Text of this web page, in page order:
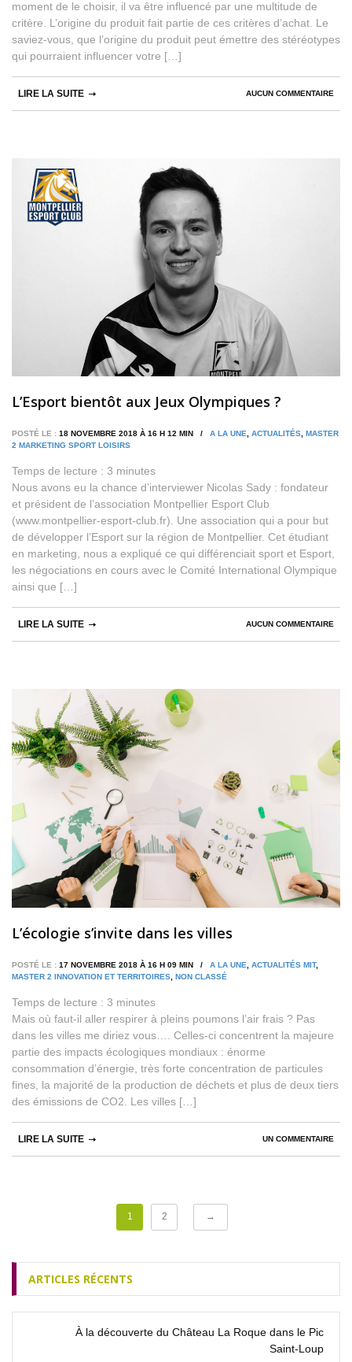
moment de le choisir, il va être influencé par une multitude de
critère. L’origine du produit fait partie de ces critères d’achat. Le
saviez-vous, que l’origine du produit peut émettre des stéréotypes
qui pourraient influencer votre […]
AUCUN COMMENTAIRE
LIRE LA SUITE
L’Esport bientôt aux Jeux Olympiques ?
POSTÉ LE : 18 NOVEMBRE 2018 À 16 H 12 MIN / A LA UNE ACTUALITÉS MASTER
2 MARKETING SPORT LOISIRS
Temps de lecture : 3 minutes
Nous avons eu la chance d’interviewer Nicolas Sady : fondateur
et président de l’association Montpellier Esport Club
(www.montpellier-esport-club.fr). Une association qui a pour but
de développer l’Esport sur la région de Montpellier. Cet étudiant
en marketing, nous a expliqué ce qui différenciait sport et Esport,
les négociations en cours avec le Comité International Olympique
ainsi que […]
AUCUN COMMENTAIRE
LIRE LA SUITE
L’écologie s’invite dans les villes
POSTÉ LE : 17 NOVEMBRE 2018 À 16 H 09 MIN / A LA UNE ACTUALITÉS MIT,
MASTER 2 INNOVATION ET TERRITOIRES NON CLASSÉ
Temps de lecture : 3 minutes
Mais où faut-il aller respirer à pleins poumons l’air frais ? Pas
dans les villes me diriez vous…. Celles-ci concentrent la majeure
partie des impacts écologiques mondiaux : énorme
consommation d’énergie, très forte concentration de particules
fines, la majorité de la production de déchets et plus de deux tiers
des émissions de CO2. Les villes […]
UN COMMENTAIRE
LIRE LA SUITE
1 2 →
ARTICLES RÉCENTS
À la découverte du Château La Roque dans le Pic
Saint‑Loup